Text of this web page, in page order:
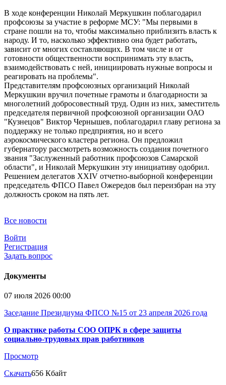
В ходе конференции Николай Меркушкин поблагодарил
профсоюзы за участие в реформе МСУ: "Мы первыми в
стране пошли на то, чтобы максимально приблизить власть к
народу. И то, насколько эффективно она будет работать,
зависит от многих составляющих. В том числе и от
готовности общественности воспринимать эту власть,
взаимодействовать с ней, инициировать нужные вопросы и
реагировать на проблемы".
Представителям профсоюзных организаций Николай
Меркушкин вручил почетные грамоты и благодарности за
многолетний добросовестный труд. Один из них, заместитель
председателя первичной профсоюзной организации ОАО
"Кузнецов" Виктор Чернышев, поблагодарил главу региона за
поддержку не только предприятия, но и всего
аэрокосмического кластера региона. Он предложил
губернатору рассмотреть возможность создания почетного
звания "Заслуженный работник профсоюзов Самарской
области", и Николай Меркушкин эту инициативу одобрил.
Решением делегатов XXIV отчетно-выборной конференции
председатель ФПСО Павел Ожередов был переизбран на эту
должность сроком на пять лет.
Все новости
Войти
Регистрация
Задать вопрос
Документы
07 июля 2026 00:00
Заседание Президиума ФПСО №15 от 23 апреля 2026 года
О практике работы СОО ОПРК в сфере защиты
социально-трудовых прав работников
Просмотр
Скачать656 Кбайт